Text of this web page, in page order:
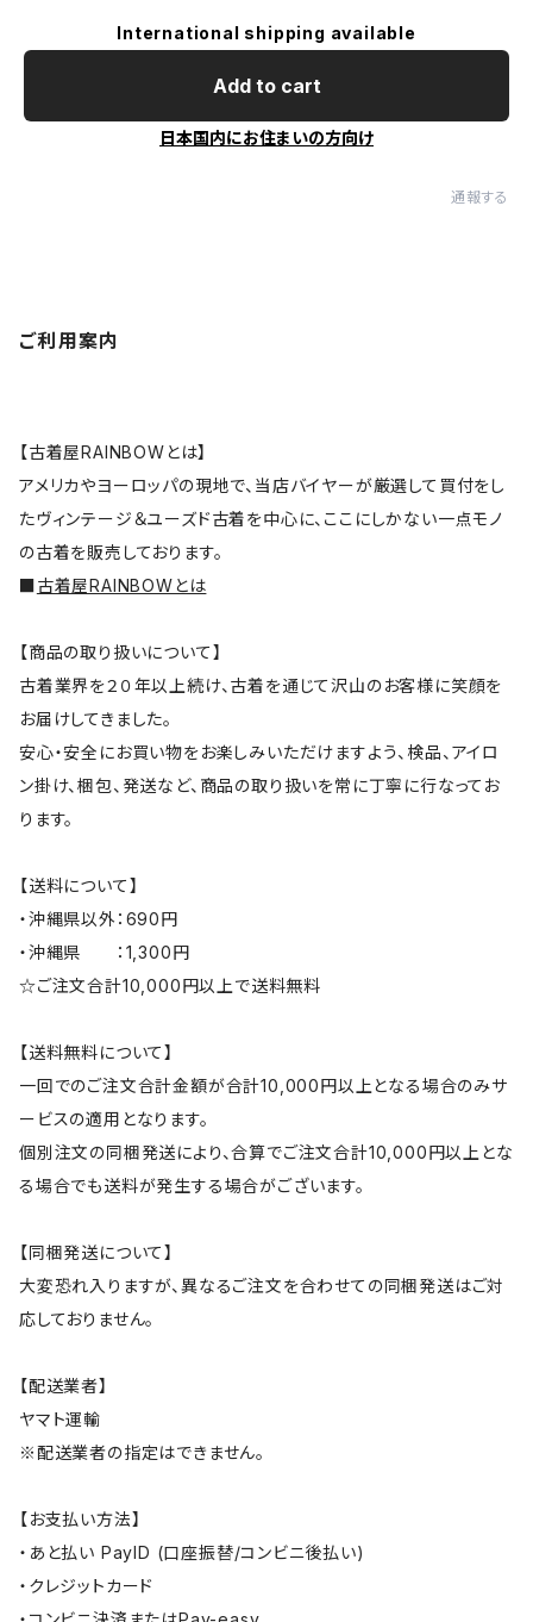
International shipping available
Add to cart
日本国内にお住まいの方向け
通報する
ご利用案内
【古着屋RAINBOWとは】
アメリカやヨーロッパの現地で、当店バイヤーが厳選して買付をし
たヴィンテージ＆ユーズド古着を中心に、ここにしかない一点モノ
の古着を販売しております。
■古着屋RAINBOWとは
【商品の取り扱いについて】
古着業界を２０年以上続け、古着を通じて沢山のお客様に笑顔を
お届けしてきました。
安心・安全にお買い物をお楽しみいただけますよう、検品、アイロ
ン掛け、梱包、発送など、商品の取り扱いを常に丁寧に行なってお
ります。
【送料について】
・沖縄県以外：690円
・沖縄県 ：1,300円
☆ご注文合計10,000円以上で送料無料
【送料無料について】
一回でのご注文合計金額が合計10,000円以上となる場合のみサ
ービスの適用となります。
個別注文の同梱発送により、合算でご注文合計10,000円以上とな
る場合でも送料が発生する場合がございます。
【同梱発送について】
大変恐れ入りますが、異なるご注文を合わせての同梱発送はご対
応しておりません。
【配送業者】
ヤマト運輸
※配送業者の指定はできません。
【お支払い方法】
・あと払い PayID (口座振替/コンビニ後払い)
・クレジットカード